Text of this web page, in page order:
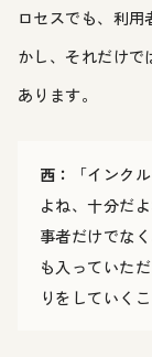
ロセスでも、利用
かし、それだけで
あります。
西：
「インク
よね、十分だ
事者だけでな
も入っていた
りをしていく